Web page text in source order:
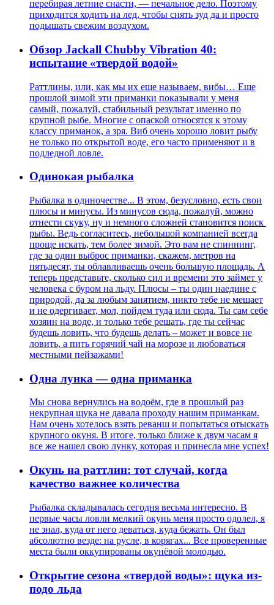
перебирая летние снасти, — печальное дело. Поэтому
приходится ходить на лед, чтобы снять зуд да и просто
подышать свежим воздухом.
Обзор Jackall Chubby Vibration 40:
испытание «твердой водой»
Раттлины, или, как мы их еще называем, вибы… Еще
прошлой зимой эти приманки показывали у меня
самый, пожалуй, стабильный результат именно по
крупной рыбе. Многие с опаской относятся к этому
классу приманок, а зря. Виб очень хорошо ловит рыбу
не только по открытой воде, его часто применяют и в
подледной ловле.
Одинокая рыбалка
Рыбалка в одиночестве... В этом, безусловно, есть свои
плюсы и минусы. Из минусов сюда, пожалуй, можно
отнести скуку, ну и немного сложней становится поиск
рыбы. Ведь согласитесь, небольшой компанией всегда
проще искать, тем более зимой. Это вам не спиннинг,
где за один выброс приманки, скажем, метров на
пятьдесят, ты облавливаешь очень большую площадь. А
теперь представьте, сколько сил и времени это займет у
человека с буром на льду. Плюсы – ты один наедине с
природой, да за любым занятием, никто тебе не мешает
и не одергивает, мол, пойдем туда или сюда. Ты сам себе
хозяин на воде, и только тебе решать, где ты сейчас
будешь ловить, что будешь делать – может и вовсе не
ловить, а пить горячий чай на морозе и любоваться
местными пейзажами!
Одна лунка — одна приманка
Мы снова вернулись на водоём, где в прошлый раз
некрупная щука не давала проходу нашим приманкам.
Нам очень хотелось взять реванш и попытаться отыскать
крупного окуня. В итоге, только ближе к двум часам я
все же нашел свою лунку, которая и принесла мне успех!
Окунь на раттлин: тот случай, когда
качество важнее количества
Рыбалка складывалась сегодня весьма интересно. В
первые часы ловли мелкий окунь меня просто одолел, я
не знал, куда от него деваться, куда бежать. Он был
абсолютно везде: на русле, в корягах... Все проверенные
места были оккупированы окунёвой молодью.
Открытие сезона «твердой воды»: щука из-
подо льда